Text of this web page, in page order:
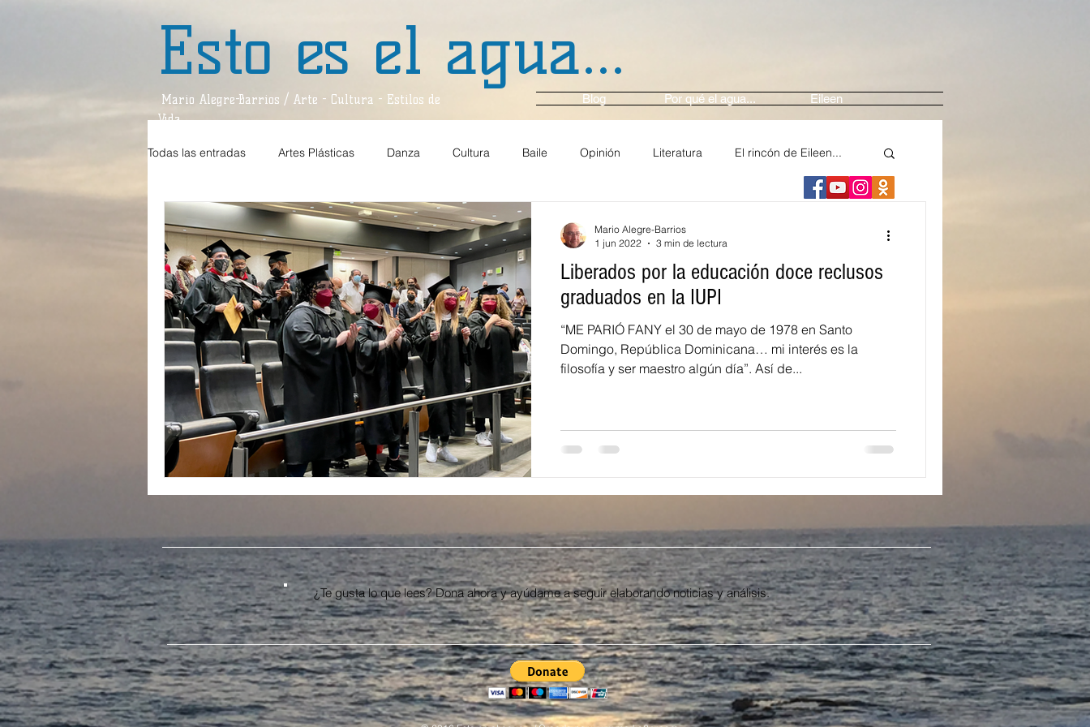
Esto es el agua...
Blog Por qué el agua... Eileen
Mario Alegre-Barrios / Arte - Cultura - Estilos de
Vida
Todas las entradas Artes Plásticas Danza Cultura Baile Opinión Literatura El rincón de Eileen...
Estilos de Vida Teatro Danza y Ballet Música En Voz Alta...
Teatro / Reseña Divagaciones Comunidad Gastronomía Arte y Cultura Multimedios
Música / Crítica Sociedad Espejo Viajes En el momento Crónica Ambiente Festival Casals
In Memoriam
Liberados por la educación doce reclusos
graduados en la IUPI
“ME PARIÓ FANY el 30 de mayo de 1978 en Santo
Domingo, República Dominicana… mi interés es la
filosofía y ser maestro algún día”. Así de...
Mario Alegre-Barrios
1 jun 2022
3 min de lectura
¿Te gusta lo que lees? Dona ahora y ayúdame a seguir elaborando noticias y análisis.